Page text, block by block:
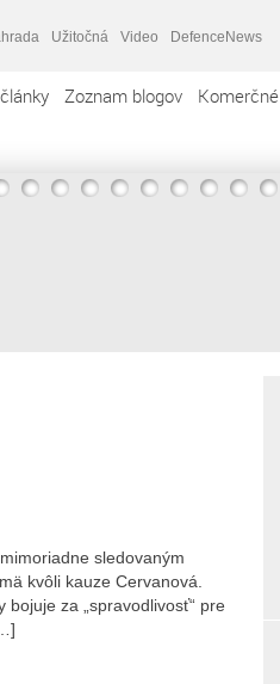
Užitočná Video DefenceNews
Zoznam blogov
sledovaným
kvôli kauze Cervanová.
za „spravodlivosť“ pre